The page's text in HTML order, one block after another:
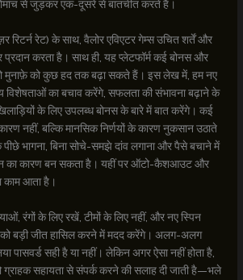
से जुड़कर एक-दूसरे से बातचीत करते हैं।
रिटर्न रेट) के साथ, वैलोर एविएटर गेम्स उचित शर्तें और
करता है। साथ ही, यह प्लेटफॉर्म कई बोनस और
मुनाफ़े को कुछ हद तक बढ़ा सकते हैं। इस लेख में, हम नए
विशेषताओं का बचाव करेंगे, सफलता की संभावना बढ़ाने के
के लिए उपलब्ध बोनस के बारे में बात करेंगे। कई
नहीं, बल्कि मानसिक निर्णयों के कारण नुकसान उठाते
भागना, बिना सोचे-समझे दांव लगाना और पैसे बचाने में
का कारण बन सकता है। यहीं पर ऑटो-कैशआउट और
काम आता है।
रंगों के लिए रखें, टीमों के लिए नहीं, और नए स्पिन
बड़ी जीत हासिल करने में मदद करेंगे। अलग-अलग
सही है या नहीं। लेकिन अगर ऐसा नहीं होता है,
ग्राहक सहायता से संपर्क करने की सलाह दी जाती है—भले